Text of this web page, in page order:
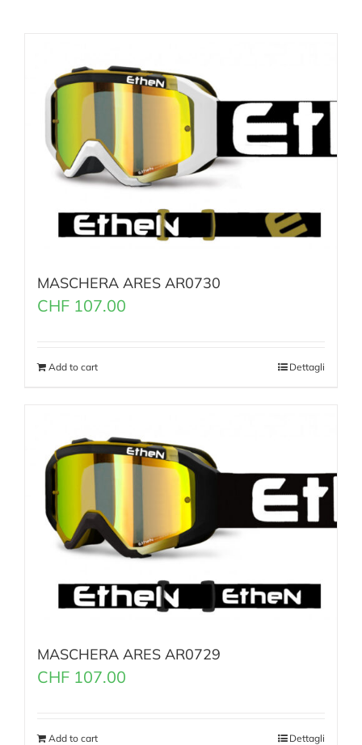
MASCHERA ARES AR0730
CHF 107.00
Add to cart Dettagli
MASCHERA ARES AR0729
CHF 107.00
Add to cart Dettagli